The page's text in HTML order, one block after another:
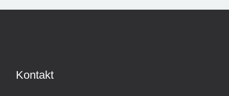
Kontakt